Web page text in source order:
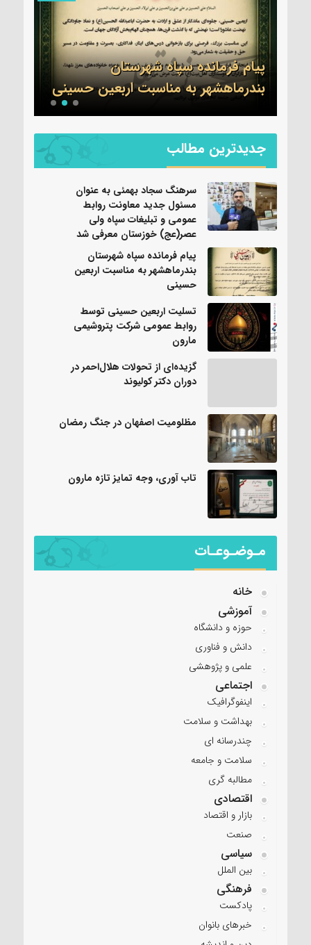
پیام فرمانده سپاه شهرستان
بندرماهشهر به مناسبت اربعین حسینی
جدیدترین مطالب
سرهنگ سجاد بهمئی به عنوان
مسئول جدید معاونت روابط
عمومی و تبلیغات سپاه ولی
عصر(عج) خوزستان معرفی شد
پیام فرمانده سپاه شهرستان
بندرماهشهر به مناسبت اربعین
حسینی
تسلیت اربعین حسینی توسط
روابط عمومی شرکت پتروشیمی
مارون
گزیده‌ای از تحولات هلال‌احمر در
دوران دکتر کولیوند
مظلومیت اصفهان در جنگ رمضان
تاب آوری، وجه تمایز تازه مارون
مـوضـوعـات
خانه
آموزشی
حوزه و دانشگاه
دانش و فناوری
علمی و پژوهشی
اجتماعی
اینفوگرافیک
بهداشت و سلامت
چندرسانه ای
سلامت و جامعه
مطالبه گری
اقتصادی
بازار و اقتصاد
صنعت
سیاسی
بین الملل
فرهنگی
پادکست
خبرهای بانوان